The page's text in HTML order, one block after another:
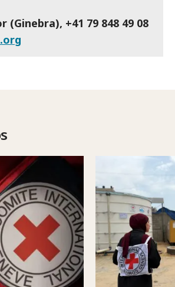
(Ginebra), +41 79 848 49 08